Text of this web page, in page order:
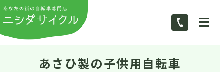
あさひ製の子供用自転車